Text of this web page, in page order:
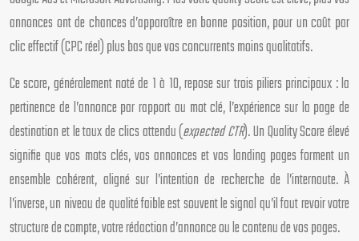
annonces ont de chances d’apparaître en bonne position, pour un coût par
clic effectif (CPC réel) plus bas que vos concurrents moins qualitatifs.
Ce score, généralement noté de 1 à 10, repose sur trois piliers principaux : la
pertinence de l’annonce par rapport au mot clé, l’expérience sur la page de
destination et le taux de clics attendu (expected CTR). Un Quality Score élevé
signifie que vos mots clés, vos annonces et vos landing pages forment un
ensemble cohérent, aligné sur l’intention de recherche de l’internaute. À
l’inverse, un niveau de qualité faible est souvent le signal qu’il faut revoir votre
structure de compte, votre rédaction d’annonce ou le contenu de vos pages.